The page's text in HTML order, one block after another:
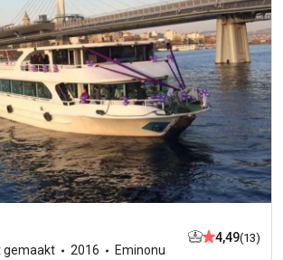
gemaakt 2016 Eminonu
4,49(13)